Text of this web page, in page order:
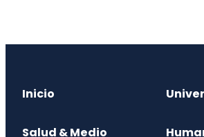
Inicio
Salud & Medio